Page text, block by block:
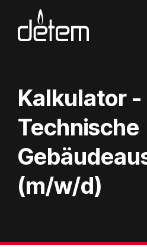
Kalkulator -
Technische
(m/w/d)